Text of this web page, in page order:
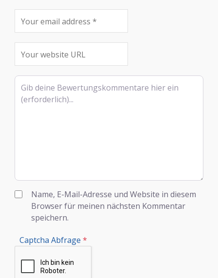
Rezensionstext
Name, E-Mail-Adresse und Website in diesem
Browser für meinen nächsten Kommentar
speichern.
Captcha Abfrage *